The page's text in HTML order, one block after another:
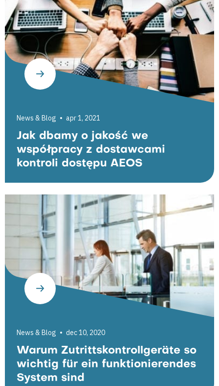
News & Blog apr 1, 2021
Jak dbamy o jakość we
współpracy z dostawcami
kontroli dostępu AEOS
News & Blog dec 10, 2020
Warum Zutrittskontrollgeräte so
wichtig für ein funktionierendes
System sind